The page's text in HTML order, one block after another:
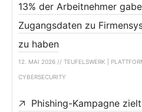
13% der Arbeitnehmer
Zugangsdaten zu
zu haben
12. MAI 2026 // TEUFELSWERK |
CYBERSECURITY
Phishing-Kampagne